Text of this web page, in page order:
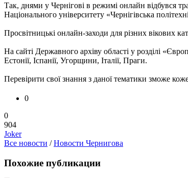
Так, днями у Чернігові в режимі онлайн відбувся
Національного університету «Чернігівська
Просвітницькі онлайн-заходи для різних вікових
На сайті Державного архіву області у розділі
Естонії, Іспанії, Угорщини, Італії, Праги.
Перевірити свої знання з даної тематики зможе
0
0
904
Joker
Все новости /Новости Чернигова
Похожие публикации